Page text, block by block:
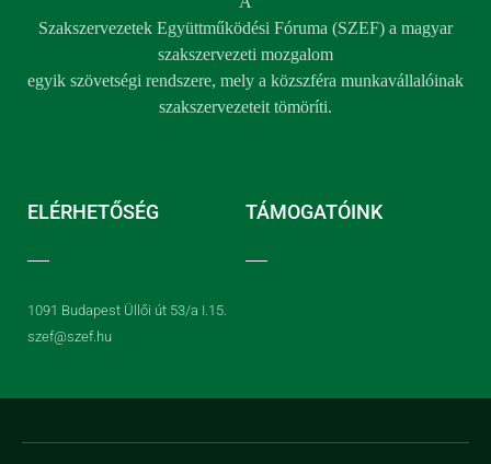
Szakszervezetek Együttműködési Fóruma (SZEF) a magyar
szakszervezeti mozgalom
egyik szövetségi rendszere, mely a közszféra munkavállalóinak
szakszervezeteit tömöríti.
ELÉRHETŐSÉG
1091 Budapest Üllői út 53/a I.15.
szef@szef.hu
TÁMOGATÓINK